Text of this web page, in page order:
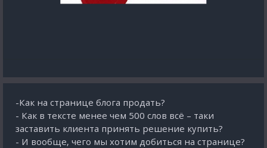
-Как на странице блога продать?
- Как в тексте менее чем 500 слов всё – таки
заставить клиента принять решение купить?
- И вообще, чего мы хотим добиться на странице?